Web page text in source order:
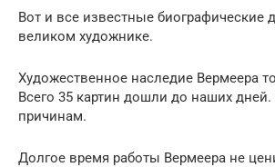
Вот и все известные биографические
великом художнике.
Художественное наследие Вермеера
Всего 35 картин дошли до наших
причинам.
Долгое время работы Вермеера не